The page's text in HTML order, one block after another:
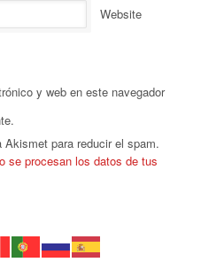
Website
y web en este navegador
Akismet para reducir el spam.
se procesan los datos de tus